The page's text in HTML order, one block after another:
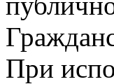
При